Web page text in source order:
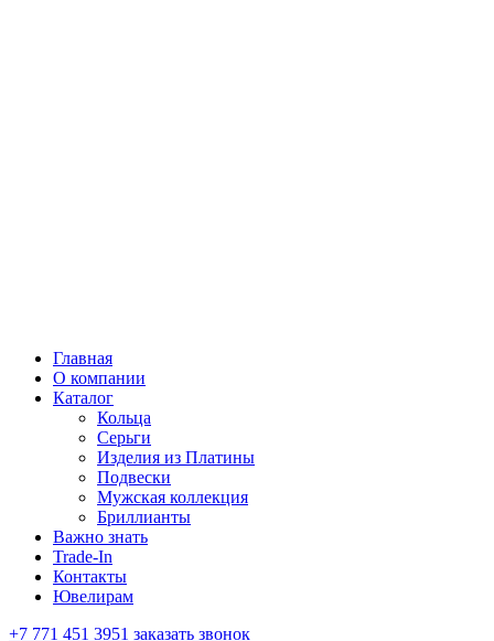
Главная
О компании
Каталог
Кольца
Серьги
Изделия из Платины
Подвески
Мужская коллекция
Бриллианты
Важно знать
Trade-In
Контакты
Ювелирам
+7 771 451 3951 заказать звонок